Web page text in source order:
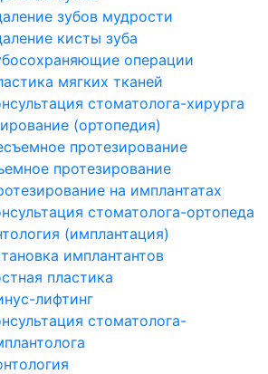
зубов мудрости
кисты зуба
операции
мягких тканей
стоматолога-хирурга
(ортопедия)
протезирование
протезирование
на имплантатах
стоматолога-ортопеда
(имплантация)
имплантантов
пластика
лифтинг
стоматолога-